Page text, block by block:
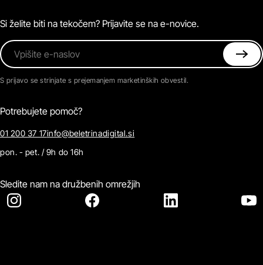
Kontaktirajte nas
Si želite biti na tekočem? Prijavite se na e-novice.
Vpišite e-naslov
S prijavo se strinjate s prejemanjem marketinških obvestil.
Potrebujete pomoč?
01 200 37 17info@beletrinadigital.si
pon. - pet. / 9h do 16h
Sledite nam na družbenih omrežjih